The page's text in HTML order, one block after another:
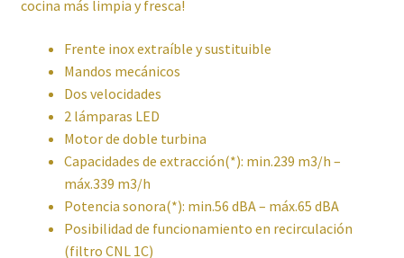
Limpieza del hogar
Menaje
Microondas
Ofertas
Pequeños electrodomésticos
cocina más limpia y fresca!
Frente inox extraíble y sustituible
Mandos mecánicos
Dos velocidades
2 lámparas LED
Motor de doble turbina
Capacidades de extracción(*): min.239 m3/h –
máx.339 m3/h
Potencia sonora(*): min.56 dBA – máx.65 dBA
Posibilidad de funcionamiento en recirculación
(filtro CNL 1C)